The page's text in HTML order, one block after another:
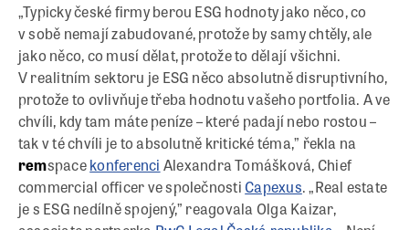
„Typicky české firmy berou ESG hodnoty jako něco, co
v sobě nemají zabudované, protože by samy chtěly, ale
jako něco, co musí dělat, protože to dělají všichni.
V realitním sektoru je ESG něco absolutně disruptivního,
protože to ovlivňuje třeba hodnotu vašeho portfolia. A ve
chvíli, kdy tam máte peníze – které padají nebo rostou –
tak v té chvíli je to absolutně kritické téma,” řekla na
remspacekonferenci Alexandra Tomášková, Chief
commercial officer ve společnostiCapexus. „Real estate
je s ESG nedílně spojený,” reagovala Olga Kaizar,